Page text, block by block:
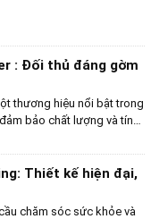
trội. Với màu sắc ấm
gỗ xoan đào không chỉ
nên điểm nhấn tinh tế
phá những đặc điểm nổi
xoan đào để hiểu rõ hơn vì
cho không gian bếp hiện
: Đối thủ đáng gờm
thương hiệu nổi bật trong
bảo chất lượng và tính
Việt Nam, Brother mang
đa dạng về mẫu mã và
nhiều khách hàng.
Thiết kế hiện đại,
chăm sóc sức khỏe và